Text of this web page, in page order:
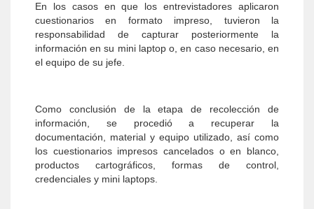
En los casos en que los entrevistadores aplicaron
cuestionarios en formato impreso, tuvieron la
responsabilidad de capturar posteriormente la
información en su mini laptop o, en caso necesario, en
el equipo de su jefe.
Como conclusión de la etapa de recolección de
información, se procedió a recuperar la
documentación, material y equipo utilizado, así como
los cuestionarios impresos cancelados o en blanco,
productos cartográficos, formas de control,
credenciales y mini laptops.